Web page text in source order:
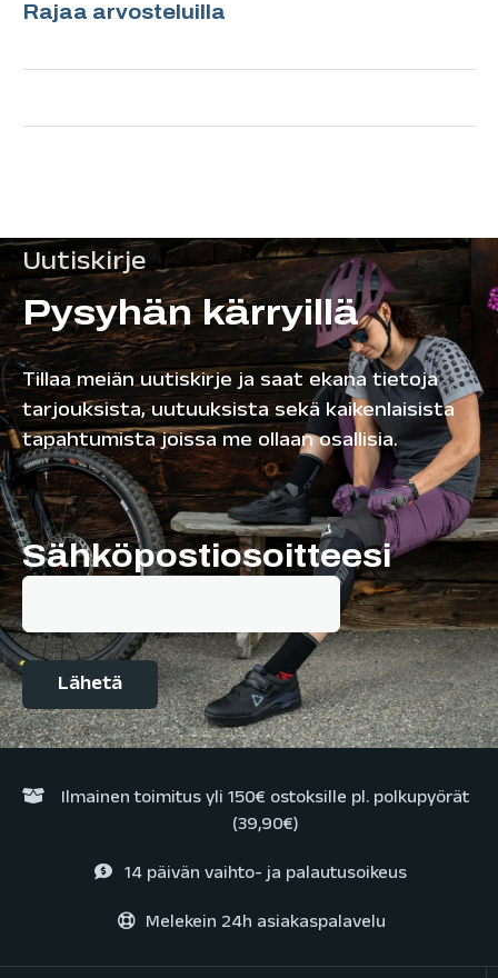
Rajaa arvosteluilla
Uutiskirje
Pysyhän kärryillä
Tillaa meiän uutiskirje ja saat ekana tietoja
tarjouksista, uutuuksista sekä kaikenlaisista
tapahtumista joissa me ollaan osallisia.
Sähköpostiosoitteesi
Ilmainen toimitus yli 150€ ostoksille pl. polkupyörät
(39,90€)
14 päivän vaihto- ja palautusoikeus
Melekein 24h asiakaspalavelu